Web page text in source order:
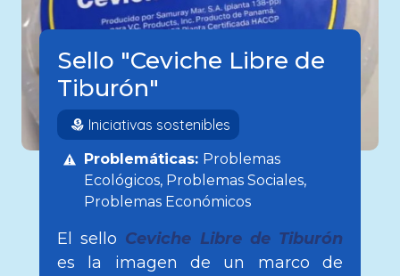
Sello "Ceviche Libre de
Tiburón"
Iniciativas sostenibles
Problemáticas: Problemas
Ecológicos Problemas Sociales
Problemas Económicos
El sello Ceviche Libre de Tiburón
es la imagen de un marco de